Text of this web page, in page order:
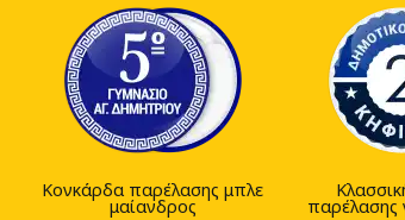
Κονκάρδα παρέλασης μπλε
μαίανδρος παρέλασης